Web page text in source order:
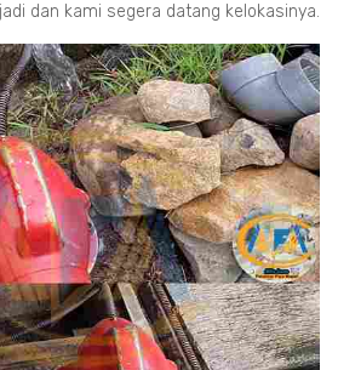
dan kami segera datang kelokasinya.